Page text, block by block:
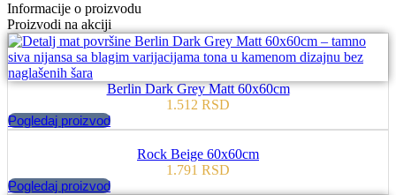
Informacije o proizvodu
Proizvodi na akciji
Berlin Dark Grey Matt 60x60cm
1.512 RSD
Pogledaj proizvod
Rock Beige 60x60cm
1.791 RSD
Pogledaj proizvod